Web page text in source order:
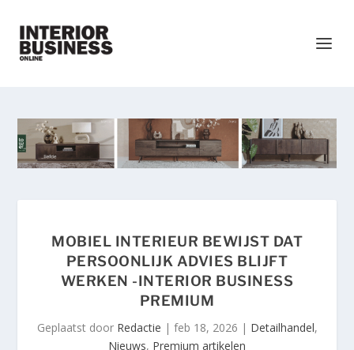
MOBIEL INTERIEUR BEWIJST DAT
PERSOONLIJK ADVIES BLIJFT
WERKEN -INTERIOR BUSINESS
PREMIUM
Geplaatst door Redactie | feb 18, 2026 | Detailhandel,
Nieuws, Premium artikelen